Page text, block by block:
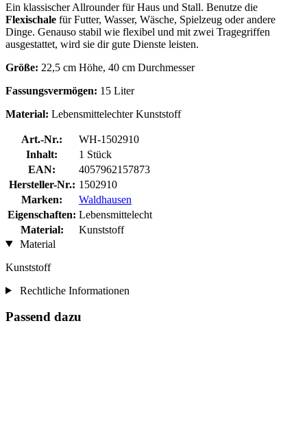
Ein klassischer Allrounder für Haus und Stall. Benutze die
Flexischale für Futter, Wasser, Wäsche, Spielzeug oder andere
Dinge. Genauso stabil wie flexibel und mit zwei Tragegriffen
ausgestattet, wird sie dir gute Dienste leisten.
Größe: 22,5 cm Höhe, 40 cm Durchmesser
Fassungsvermögen: 15 Liter
Material: Lebensmittelechter Kunststoff
Art.-Nr.:
WH-1502910
Inhalt:
1 Stück
EAN:
4057962157873
Hersteller-Nr.: 1502910
Marken:
Waldhausen
Eigenschaften: Lebensmittelecht
Material:
Kunststoff
Material
Kunststoff
Rechtliche Informationen
Passend dazu